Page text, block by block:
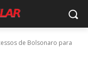
de Bolsonaro para